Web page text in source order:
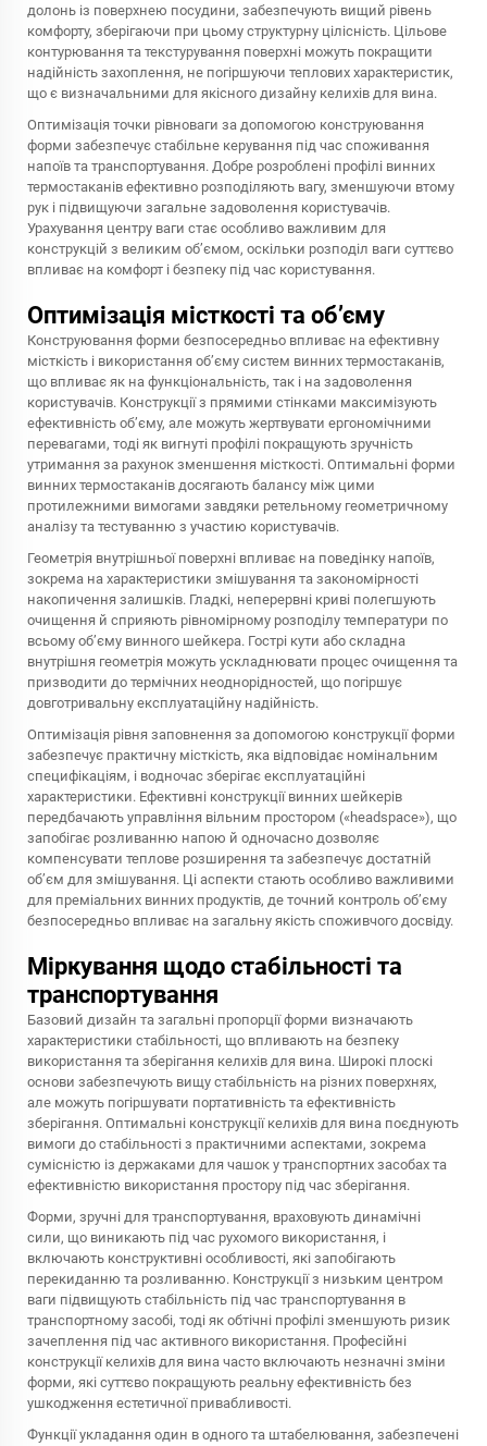
долонь із поверхнею посудини, забезпечують вищий рівень
комфорту, зберігаючи при цьому структурну цілісність. Цільове
контурювання та текстурування поверхні можуть покращити
надійність захоплення, не погіршуючи теплових характеристик,
що є визначальними для якісного дизайну келихів для вина.
Оптимізація точки рівноваги за допомогою конструювання
форми забезпечує стабільне керування під час споживання
напоїв та транспортування. Добре розроблені профілі винних
термостаканів ефективно розподіляють вагу, зменшуючи втому
рук і підвищуючи загальне задоволення користувачів.
Урахування центру ваги стає особливо важливим для
конструкцій з великим об’ємом, оскільки розподіл ваги суттєво
впливає на комфорт і безпеку під час користування.
Оптимізація місткості та об’єму
Конструювання форми безпосередньо впливає на ефективну
місткість і використання об’єму систем винних термостаканів,
що впливає як на функціональність, так і на задоволення
користувачів. Конструкції з прямими стінками максимізують
ефективність об’єму, але можуть жертвувати ергономічними
перевагами, тоді як вигнуті профілі покращують зручність
утримання за рахунок зменшення місткості. Оптимальні форми
винних термостаканів досягають балансу між цими
протилежними вимогами завдяки ретельному геометричному
аналізу та тестуванню з участию користувачів.
Геометрія внутрішньої поверхні впливає на поведінку напоїв,
зокрема на характеристики змішування та закономірності
накопичення залишків. Гладкі, неперервні криві полегшують
очищення й сприяють рівномірному розподілу температури по
всьому об’єму винного шейкера. Гострі кути або складна
внутрішня геометрія можуть ускладнювати процес очищення та
призводити до термічних неоднорідностей, що погіршує
довготривальну експлуатаційну надійність.
Оптимізація рівня заповнення за допомогою конструкції форми
забезпечує практичну місткість, яка відповідає номінальним
специфікаціям, і водночас зберігає експлуатаційні
характеристики. Ефективні конструкції винних шейкерів
передбачають управління вільним простором («headspace»), що
запобігає розливанню напою й одночасно дозволяє
компенсувати теплове розширення та забезпечує достатній
об’єм для змішування. Ці аспекти стають особливо важливими
для преміальних винних продуктів, де точний контроль об’єму
безпосередньо впливає на загальну якість споживчого досвіду.
Міркування щодо стабільності та
транспортування
Базовий дизайн та загальні пропорції форми визначають
характеристики стабільності, що впливають на безпеку
використання та зберігання келихів для вина. Широкі плоскі
основи забезпечують вищу стабільність на різних поверхнях,
але можуть погіршувати портативність та ефективність
зберігання. Оптимальні конструкції келихів для вина поєднують
вимоги до стабільності з практичними аспектами, зокрема
сумісністю із держаками для чашок у транспортних засобах та
ефективністю використання простору під час зберігання.
Форми, зручні для транспортування, враховують динамічні
сили, що виникають під час рухомого використання, і
включають конструктивні особливості, які запобігають
перекиданню та розливанню. Конструкції з низьким центром
ваги підвищують стабільність під час транспортування в
транспортному засобі, тоді як обтічні профілі зменшують ризик
зачеплення під час активного використання. Професійні
конструкції келихів для вина часто включають незначні зміни
форми, які суттєво покращують реальну ефективність без
ушкодження естетичної привабливості.
Функції укладання один в одного та штабелювання, забезпечені